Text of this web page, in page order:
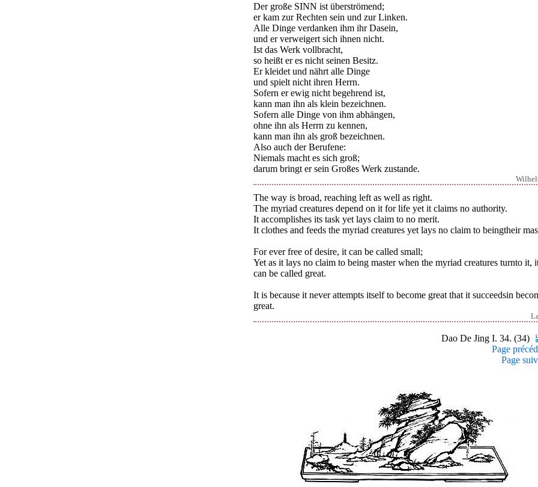
Der große SINN ist überströmend;
er kam zur Rechten sein und zur Linken.
Alle Dinge verdanken ihm ihr Dasein,
und er verweigert sich ihnen nicht.
Ist das Werk vollbracht,
so heißt er es nicht seinen Besitz.
Er kleidet und nährt alle Dinge
und spielt nicht ihren Herrn.
Sofern er ewig nicht begehrend ist,
kann man ihn als klein bezeichnen.
Sofern alle Dinge von ihm abhängen,
ohne ihn als Herrn zu kennen,
kann man ihn als groß bezeichnen.
Also auch der Berufene:
Niemals macht es sich groß;
darum bringt er sein Großes Werk zustande.
The way is broad, reaching left as well as right.
The myriad creatures depend on it for life yet it claims no authority.
It accomplishes its task yet lays claim to no merit.
It clothes and feeds the myriad creatures yet lays no claim to beingtheir
For ever free of desire, it can be called small;
Yet as it lays no claim to being master when the myriad creatures turnto it,
can be called great.
It is because it never attempts itself to become great that it succeedsin
great.
Dao De Jing I. 34. (34)
Page
Page